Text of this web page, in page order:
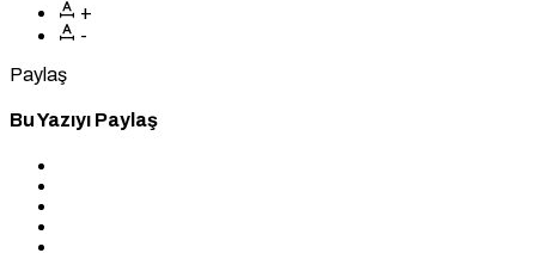
+
-
Paylaş
Bu Yazıyı Paylaş